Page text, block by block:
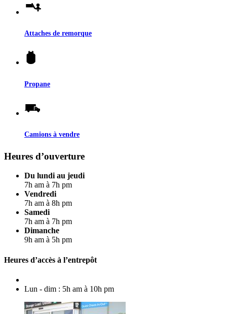
Attaches de remorque
Propane
Camions à vendre
Heures d’ouverture
Du lundi au jeudi
7h am à 7h pm
Vendredi
7h am à 8h pm
Samedi
7h am à 7h pm
Dimanche
9h am à 5h pm
Heures d’accès à l’entrepôt
Lun - dim : 5h am à 10h pm